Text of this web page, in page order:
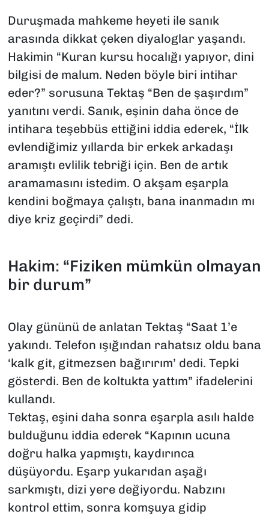
Duruşmada mahkeme heyeti ile sanık
arasında dikkat çeken diyaloglar yaşandı.
Hakimin “Kuran kursu hocalığı yapıyor, dini
bilgisi de malum. Neden böyle biri intihar
eder?” sorusuna Tektaş “Ben de şaşırdım”
yanıtını verdi. Sanık, eşinin daha önce de
intihara teşebbüs ettiğini iddia ederek, “İlk
evlendiğimiz yıllarda bir erkek arkadaşı
aramıştı evlilik tebriği için. Ben de artık
aramamasını istedim. O akşam eşarpla
kendini boğmaya çalıştı, bana inanmadın mı
diye kriz geçirdi” dedi.
Hakim: “Fiziken mümkün olmayan
bir durum”
Olay gününü de anlatan Tektaş “Saat 1’e
yakındı. Telefon ışığından rahatsız oldu bana
‘kalk git, gitmezsen bağırırım’ dedi. Tepki
gösterdi. Ben de koltukta yattım” ifadelerini
kullandı.
Tektaş, eşini daha sonra eşarpla asılı halde
bulduğunu iddia ederek “Kapının ucuna
doğru halka yapmıştı, kaydırınca
düşüyordu. Eşarp yukarıdan aşağı
sarkmıştı, dizi yere değiyordu. Nabzını
kontrol ettim, sonra komşuya gidip